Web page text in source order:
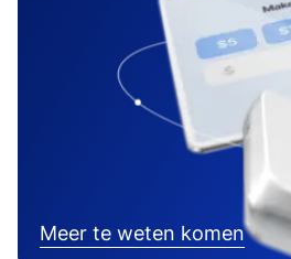
Meer te weten komen